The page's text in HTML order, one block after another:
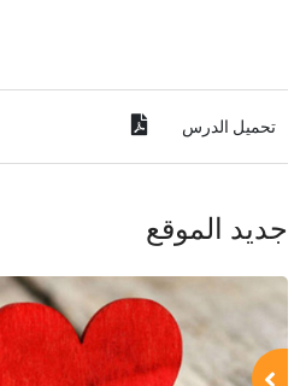
تحميل الدرس
جديد الموقع